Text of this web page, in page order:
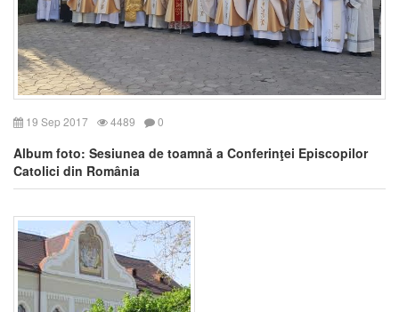
19 Sep 2017 4489 0
Album foto: Sesiunea de toamnă a Conferinţei Episcopilor
Catolici din România